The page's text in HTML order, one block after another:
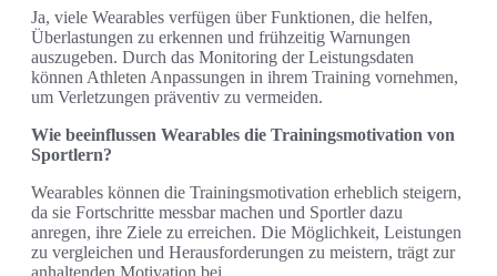
Ja, viele Wearables verfügen über Funktionen, die helfen,
Überlastungen zu erkennen und frühzeitig Warnungen
auszugeben. Durch das Monitoring der Leistungsdaten
können Athleten Anpassungen in ihrem Training vornehmen,
um Verletzungen präventiv zu vermeiden.
Wie beeinflussen Wearables die Trainingsmotivation von
Sportlern?
Wearables können die Trainingsmotivation erheblich steigern,
da sie Fortschritte messbar machen und Sportler dazu
anregen, ihre Ziele zu erreichen. Die Möglichkeit, Leistungen
zu vergleichen und Herausforderungen zu meistern, trägt zur
anhaltenden Motivation bei.